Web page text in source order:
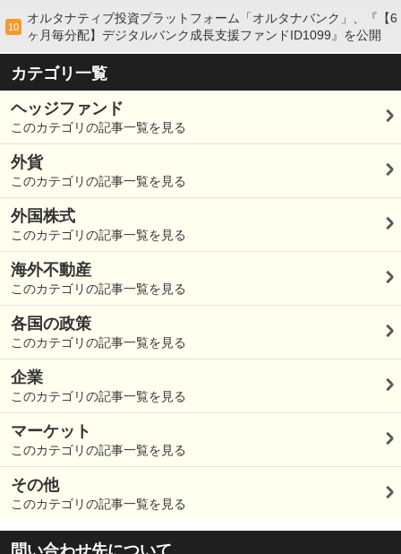
10
オルタナティブ投資プラットフォーム「オルタナバンク」、『【6
ヶ月毎分配】デジタルバンク成長支援ファンドID1099』を公開
カテゴリ一覧
ヘッジファンド
このカテゴリの記事一覧を見る
外貨
このカテゴリの記事一覧を見る
外国株式
このカテゴリの記事一覧を見る
海外不動産
このカテゴリの記事一覧を見る
各国の政策
このカテゴリの記事一覧を見る
企業
このカテゴリの記事一覧を見る
マーケット
このカテゴリの記事一覧を見る
その他
このカテゴリの記事一覧を見る
問い合わせ先について